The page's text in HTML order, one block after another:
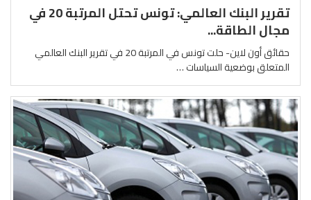
تقرير البنك العالمي: تونس تحتل المرتبة 20 في
مجال الطاقة...
حقائق أون لاين- حلت تونس في المرتبة 20 في تقرير البنك العالمي
المتعلق بوضعية السياسات …